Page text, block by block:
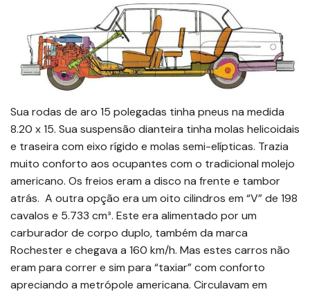
Sua rodas de aro 15 polegadas tinha pneus na medida
8.20 x 15. Sua suspensão dianteira tinha molas helicoidais
e traseira com eixo rígido e molas semi-elípticas. Trazia
muito conforto aos ocupantes com o tradicional molejo
americano. Os freios eram a disco na frente e tambor
atrás. A outra opção era um oito cilindros em “V” de 198
cavalos e 5.733 cm³. Este era alimentado por um
carburador de corpo duplo, também da marca
Rochester e chegava a 160 km/h. Mas estes carros não
eram para correr e sim para “taxiar” com conforto
apreciando a metrópole americana. Circulavam em